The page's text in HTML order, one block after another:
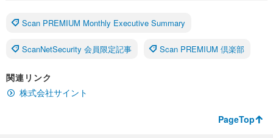
Scan PREMIUM Monthly Executive Summary
ScanNetSecurity 会員限定記事 Scan PREMIUM 倶楽部
関連リンク
株式会社サイント
PageTop